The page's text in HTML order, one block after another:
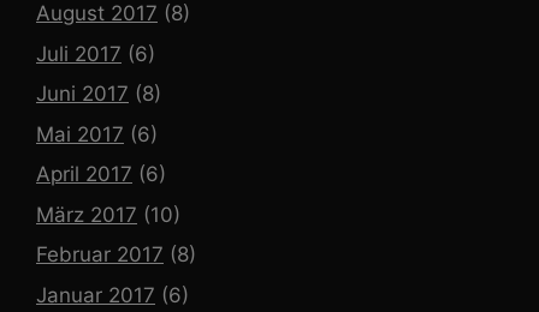
August 2017 (8)
Juli 2017 (6)
Juni 2017 (8)
Mai 2017 (6)
April 2017 (6)
März 2017 (10)
Februar 2017 (8)
Januar 2017 (6)